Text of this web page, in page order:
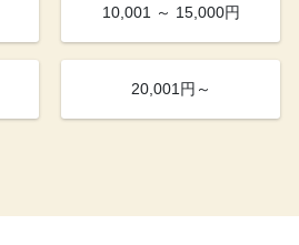
10,001 ～ 15,000円
20,001円～